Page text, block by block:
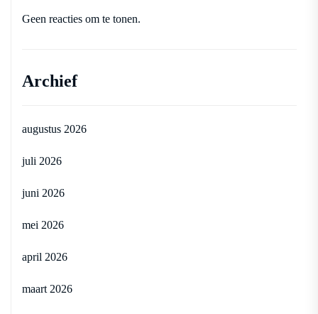
Geen reacties om te tonen.
Archief
augustus 2026
juli 2026
juni 2026
mei 2026
april 2026
maart 2026